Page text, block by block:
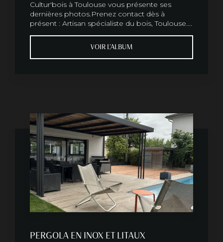
Cultur'bois à Toulouse vous présente ses
dernières photos.Prenez contact dès à
présent : Artisan spécialiste du bois, Toulouse....
VOIR L'ALBUM
PERGOLA EN INOX ET LITAUX